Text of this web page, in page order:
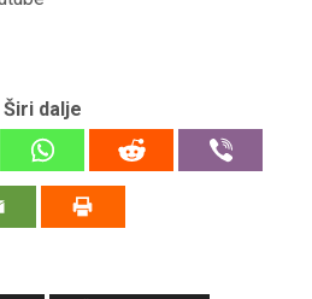
Širi dalje